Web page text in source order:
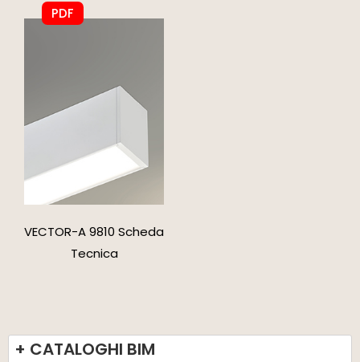
PDF
VECTOR-A 9810 Scheda
Tecnica
+ CATALOGHI BIM